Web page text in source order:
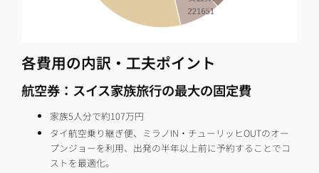
各費用の内訳・工夫ポイント
航空券：スイス家族旅行の最大の固定費
家族5人分で約107万円
タイ航空乗り継ぎ便、ミラノIN・チューリッヒOUTのオー
プンジョーを利用、出発の半年以上前に予約することでコ
ストを最適化。